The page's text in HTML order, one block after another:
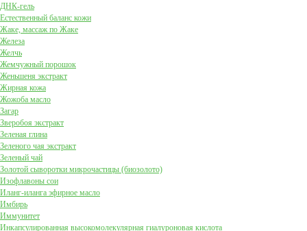
ДНК-гель
Естественный баланс кожи
Жаке, массаж по Жаке
Железа
Желчь
Жемчужный порошок
Женьшеня экстракт
Жирная кожа
Жожоба масло
Загар
Зверобоя экстракт
Зеленая глина
Зеленого чая экстракт
Зеленый чай
Золотой сыворотки микрочастицы (биозолото)
Изофлавоны сои
Иланг-иланга эфирное масло
Имбирь
Иммунитет
Инкапсулированная высокомолекулярная гиалуроновая кислота